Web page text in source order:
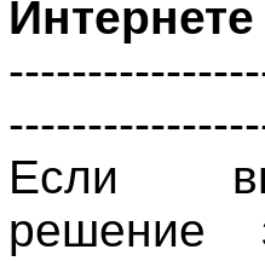
Интернете
Если
решение